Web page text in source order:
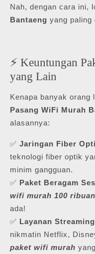
Nah, dengan cara ini,
Bantaeng yang paling
⚡ Keuntungan
yang Lain
Kenapa banyak orang
Pasang WiFi Murah
alasannya:
✅ Jaringan Fiber
teknologi fiber optik
minim gangguan.
✅ Paket Beragam
wifi murah 100 ribuan
ada!
✅ Layanan
nikmatin Netflix,
paket wifi murah